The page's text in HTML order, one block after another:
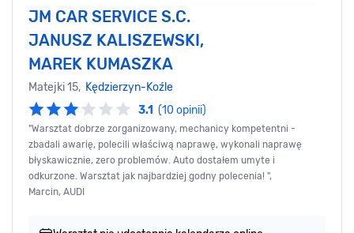
JM CAR SERVICE S.C.
JANUSZ KALISZEWSKI,
MAREK KUMASZKA
Matejki 15, Kędzierzyn-Koźle
3.1 (10 opinii)
"Warsztat dobrze zorganizowany, mechanicy kompetentni -
zbadali awarię, polecili właściwą naprawę, wykonali naprawę
błyskawicznie, zero problemów. Auto dostałem umyte i
odkurzone. Warsztat jak najbardziej godny polecenia! ",
Marcin, AUDI